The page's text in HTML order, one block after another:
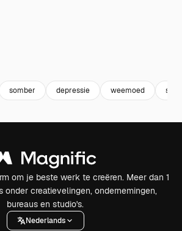
somber depressie weemoed
om je beste werk te creëren. Meer dan 1
onder creatievelingen, ondernemingen,
bureaus en studio's.
Nederlands